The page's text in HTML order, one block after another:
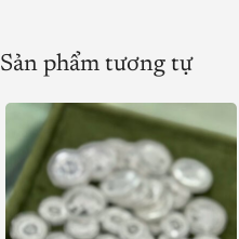
Sản phẩm tương tự